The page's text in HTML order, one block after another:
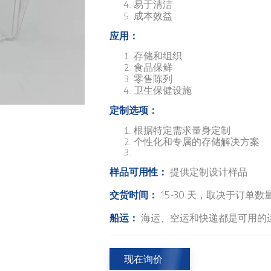
易于清洁
成本效益
应用：
存储和组织
食品保鲜
零售陈列
卫生保健设施
定制选项：
根据特定需求量身定制
个性化和专属的存储解决方案
样品可用性： 提供定制设计样品
交货时间： 15-30 天，取决于订单数
船运： 海运、空运和快递都是可用的
现在询价